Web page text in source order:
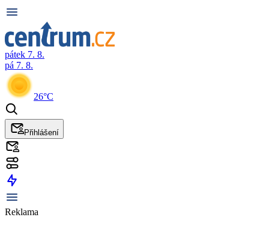
pátek 7. 8.
pá 7. 8.
26°C
Přihlášení
Reklama